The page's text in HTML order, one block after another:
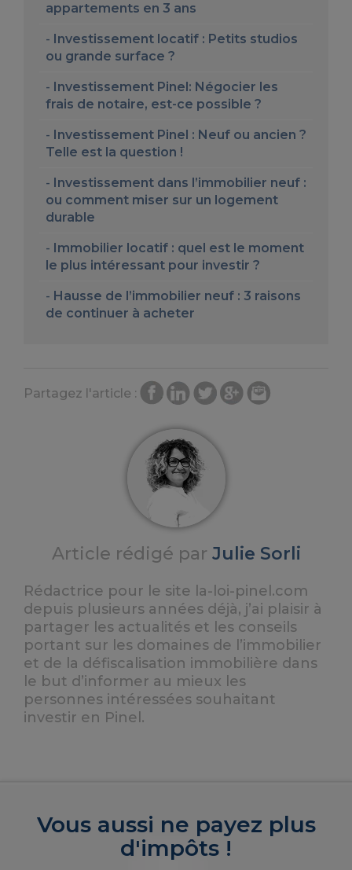
appartements en 3 ans
Investissement locatif : Petits studios
ou grande surface ?
Investissement Pinel: Négocier les
frais de notaire, est-ce possible ?
Investissement Pinel : Neuf ou ancien ?
Telle est la question !
Investissement dans l’immobilier neuf :
ou comment miser sur un logement
durable
Immobilier locatif : quel est le moment
le plus intéressant pour investir ?
Hausse de l’immobilier neuf : 3 raisons
de continuer à acheter
Partagez l'article :
Article rédigé par Julie Sorli
Rédactrice pour le site la-loi-pinel.com
depuis plusieurs années déjà, j’ai plaisir à
partager les actualités et les conseils
portant sur les domaines de l’immobilier
et de la défiscalisation immobilière dans
le but d’informer au mieux les
personnes intéressées souhaitant
investir en Pinel.
Vous aussi ne payez plus
d'impôts !